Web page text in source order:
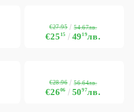
€2515 4919лв.
€27.95 54.67лв.
€2606 5097лв.
€28.96 56.64лв.